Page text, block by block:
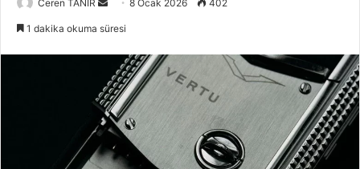
Ceren TANIR
göndermek
8 Ocak 2026 402
1 dakika okuma süresi